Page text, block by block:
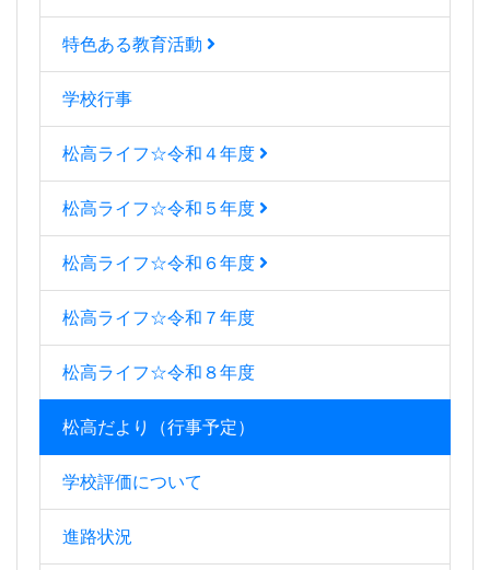
特色ある教育活動
学校行事
松高ライフ☆令和４年度
松高ライフ☆令和５年度
松高ライフ☆令和６年度
松高ライフ☆令和７年度
松高ライフ☆令和８年度
松高だより（行事予定）
学校評価について
進路状況